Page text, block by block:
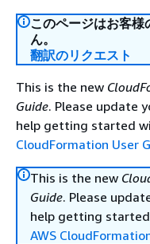
このページはお客
ん。
翻訳のリクエスト
This is the new
Guide. Please update
help getting started
CloudFormation User
This is the new
Guide. Please
help getting
AWS